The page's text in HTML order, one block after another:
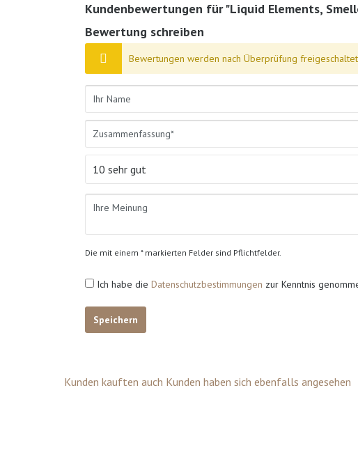
Kundenbewertungen für "Liquid Elements,
Bewertung schreiben
Bewertungen werden nach Überprüfung
Die mit einem * markierten Felder sind Pflichtfelder.
Ich habe die Datenschutzbestimmungen zur Kenntnis
Speichern
Kunden kauften auch Kunden haben sich ebenfalls angesehen